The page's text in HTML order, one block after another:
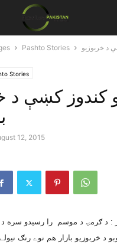
Pashto Stories
د خربوزيو
Stories
کندوز کښې د
12, 2015
: د ګرمۍ د موسم را رسيدو سره د
د خربوزيو بازار هم نوے رنګ